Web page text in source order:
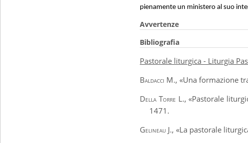
pienamente un ministero al suo
Avvertenze
Bibliografia
Pastorale liturgica - Liturgia
Baldacci M., «Una formazione
Della Torre L., «Pastorale
1471.
Gelineau J., «La pastorale